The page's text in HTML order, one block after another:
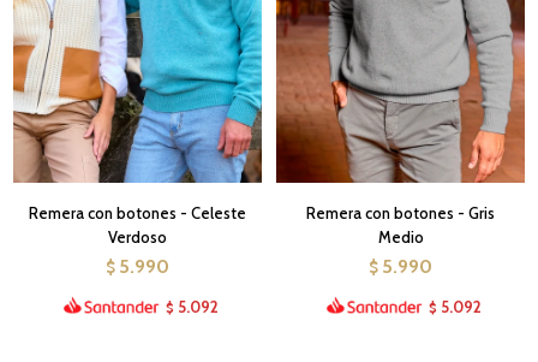
Remera con botones - Celeste
Verdoso
$ 5.990
$ 5.092
Remera con botones - Gris
Medio
$ 5.990
$ 5.092